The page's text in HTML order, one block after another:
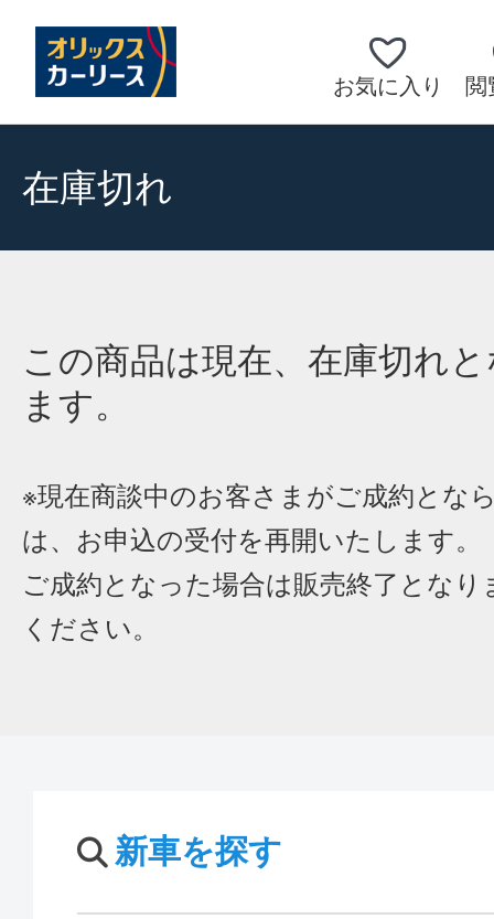
お気に入り 閲
在庫切れ
この商品は現在、在庫切れ
ます。
※現在商談中のお客さまがご成約とな
は、お申込の受付を再開いたします。
ご成約となった場合は販売終了となり
ください。
新車を探す